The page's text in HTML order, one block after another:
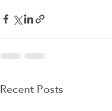
Recent Posts